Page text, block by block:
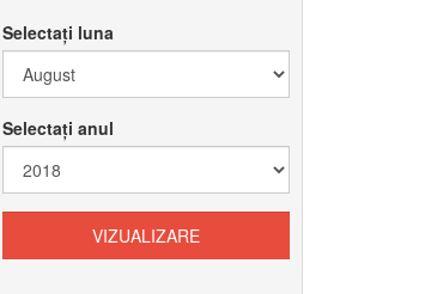
Selectați luna
Selectați anul